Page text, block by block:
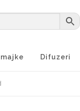
Difuzeri